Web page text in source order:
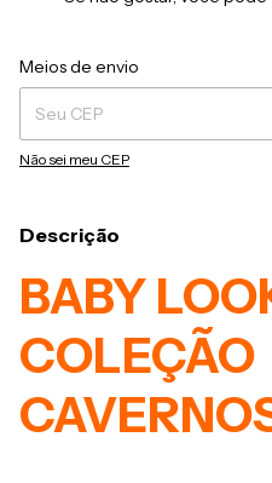
Entregas para o CEP:
Meios de envio
Não sei meu CEP
Descrição
BABY
COLEÇÃO